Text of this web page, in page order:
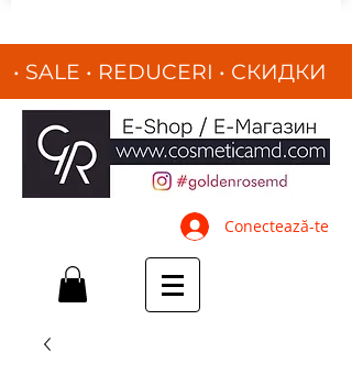
• SALE • REDUCERI • СКИДКИ
•
Conectează-te